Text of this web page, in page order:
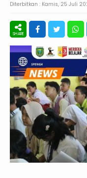
Diterbitkan : Kamis, 25 Juli